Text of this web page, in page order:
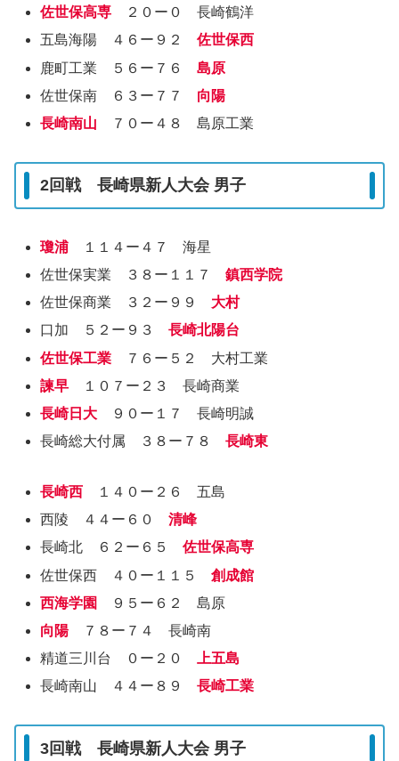
佐世保高専 ２０ー０ 長崎鶴洋
五島海陽 ４６ー９２佐世保西
鹿町工業 ５６ー７６島原
佐世保南 ６３ー７７ 向陽
長崎南山 ７０ー４８ 島原工業
2回戦 長崎県新人大会 男子
瓊浦 １１４ー４７ 海星
佐世保実業 ３８ー１１７鎮西学院
佐世保商業 ３２ー９９ 大村
口加 ５２ー９３長崎北陽台
佐世保工業 ７６ー５２ 大村工業
諫早 １０７ー２３ 長崎商業
長崎日大 ９０ー１７ 長崎明誠
長崎総大付属 ３８ー７８長崎東
長崎西 １４０ー２６ 五島
西陵 ４４ー６０清峰
長崎北 ６２ー６５佐世保高専
佐世保西 ４０ー１１５創成館
西海学園
９５ー６２ 島原
向陽 ７８ー７４ 長崎南
精道三川台 ０ー２０
上五島
長崎南山 ４４ー８９長崎工業
3回戦 長崎県新人大会 男子